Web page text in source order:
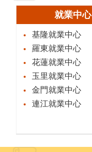
就業中心
基隆就業中心
羅東就業中心
花蓮就業中心
玉里就業中心
金門就業中心
連江就業中心